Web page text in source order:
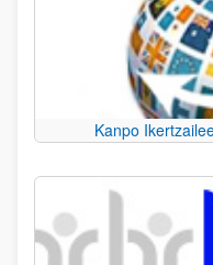
Kanpo